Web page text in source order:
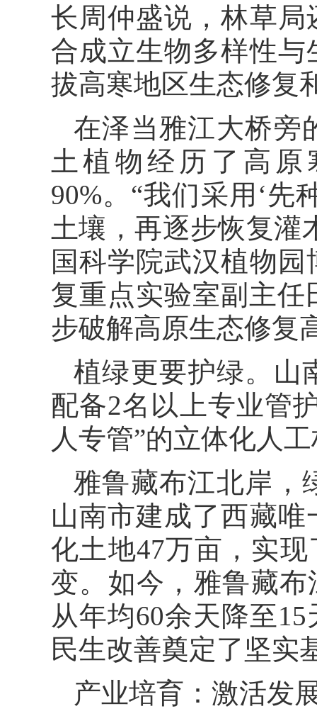
长周仲盛说，林草
合成立生物多样性
拔高寒地区生态修复
在泽当雅江大桥旁
土植物经历了高
90%。“我们采用‘先
土壤，再逐步恢复灌
国科学院武汉植物
复重点实验室副主任
步破解高原生态修复
植绿更要护绿。山
配备2名以上专业管
人专管”的立体化人
雅鲁藏布江北岸，
山南市建成了西藏
化土地47万亩，实
变。如今，雅鲁藏
从年均60余天降至
民生改善奠定了坚实
产业培育：激活发